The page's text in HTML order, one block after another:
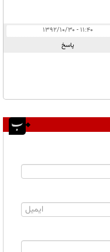
۱۱:۴۰ - ۱۳۹۲/۱۰/۳۰
پاسخ